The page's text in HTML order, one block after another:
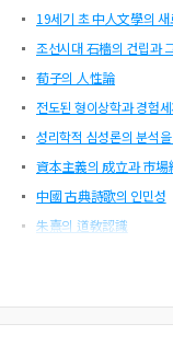
19세기 초 中人文學의
조선시대 石檣의 건립과
荀子의 人性論
전도된 형이상학과 경험
성리학적 심성론의 분석
資本主義의 成立과 市場
中國 古典詩歌의 인민성
朱熹의 道敎認識
金正喜의 實學思想과